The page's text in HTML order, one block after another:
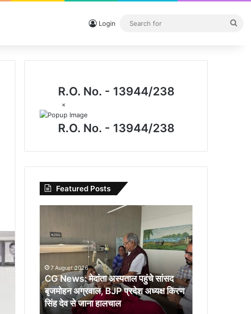
Login
R.O. No. - 13944/238
×
R.O. No. - 13944/238
Featured Posts
मेदांता
अस्पताल
पहुंचे
बृजमोहन
अग्रवाल,
BJP
प्रदेश
7 August 2026
CG News: मेदांता अस्पताल पहुंचे सांसद
बृजमोहन अग्रवाल, BJP प्रदेश अध्यक्ष किरण
सिंह देव से जाना हालचाल